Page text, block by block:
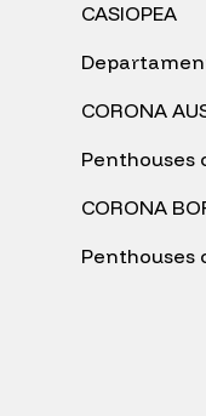
CASIOPEA
CORONA
Penthouses
CORONA
Penthouses